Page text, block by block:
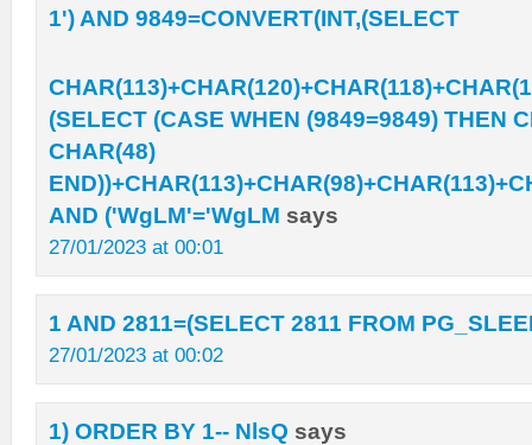
1') AND 9849=CONVERT(INT,(SELECT
(SELECT (CASE WHEN (9849=9849) THEN
CHAR(48)
AND ('WgLM'='WgLM says
27/01/2023 at 00:01
1 AND 2811=(SELECT 2811 FROM
27/01/2023 at 00:02
1) ORDER BY 1-- NlsQ says